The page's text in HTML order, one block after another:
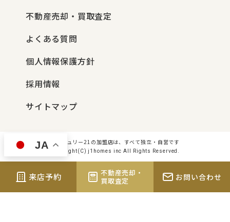
不動産売却・買取査定
よくある質問
個人情報保護方針
採用情報
サイトマップ
センチュリー21の加盟店は、すべて独立・自営です
Copyright(C) j1homes inc All Rights Reserved.
来店予約
不動産売却・
買取査定
お問い合わせ
JA